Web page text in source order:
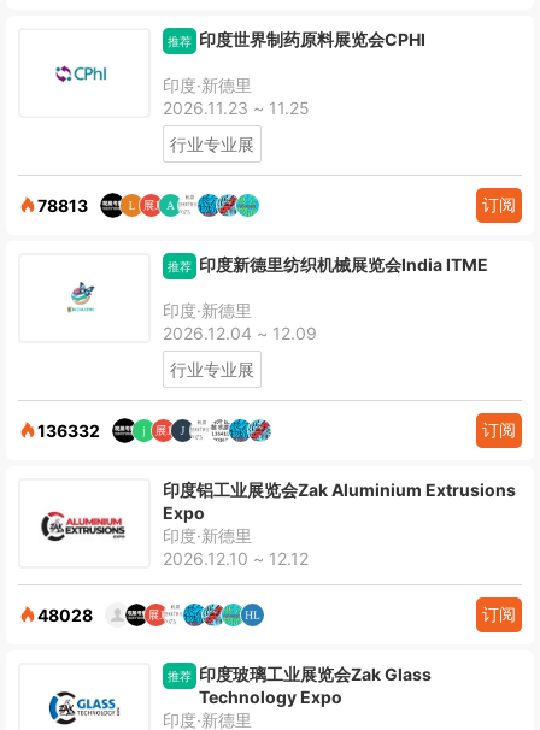
推荐 印度世界制药原料展览会CPHI
印度·新德里
2026.11.23 ~ 11.25
行业专业展
78813 订阅
推荐 印度新德里纺织机械展览会India ITME
印度·新德里
2026.12.04 ~ 12.09
行业专业展
136332 订阅
印度铝工业展览会Zak Aluminium Extrusions
Expo
印度·新德里
2026.12.10 ~ 12.12
48028 订阅
推荐 印度玻璃工业展览会Zak Glass
Technology Expo
印度·新德里